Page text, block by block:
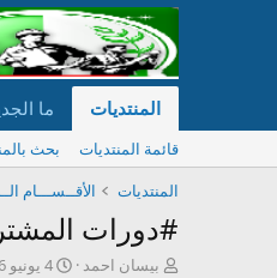
المنتديات ما
قائمة المنتديات
بحث
المنتديات
الأقــســـام
#دورات
ببيسان احمد
ت4 يونيو 2026